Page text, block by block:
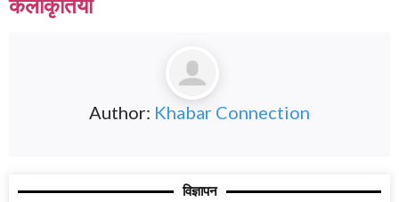
Author: Khabar Connection
विज्ञापन